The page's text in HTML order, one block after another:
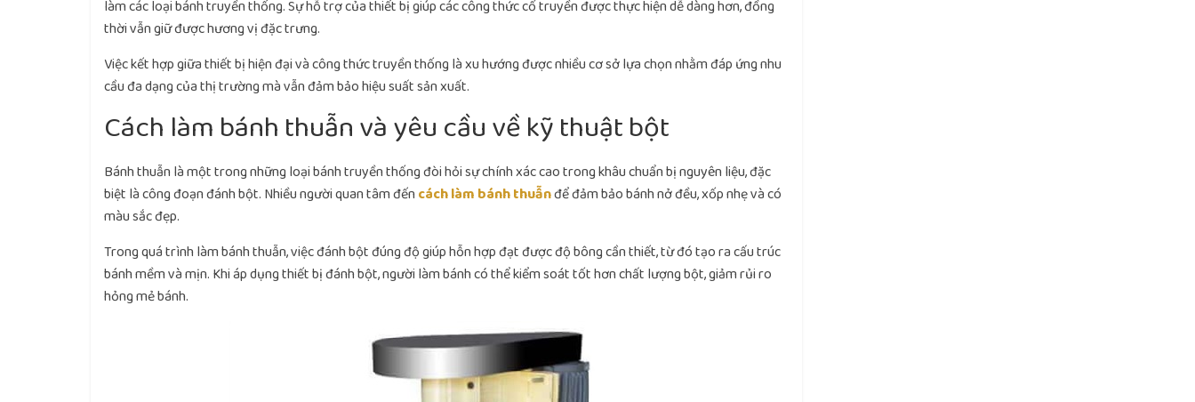
làm các loại bánh truyền thống. Sự hỗ trợ của thiết bị giúp các công thức cổ truyền được thực hiện dễ dàng hơn, đồng
thời vẫn giữ được hương vị đặc trưng.
Việc kết hợp giữa thiết bị hiện đại và công thức truyền thống là xu hướng được nhiều cơ sở lựa chọn nhằm đáp ứng nhu
cầu đa dạng của thị trường mà vẫn đảm bảo hiệu suất sản xuất.
Cách làm bánh thuẫn và yêu cầu về kỹ thuật bột
Bánh thuẫn là một trong những loại bánh truyền thống đòi hỏi sự chính xác cao trong khâu chuẩn bị nguyên liệu, đặc
biệt là công đoạn đánh bột. Nhiều người quan tâm đến cách làm bánh thuẫnđể đảm bảo bánh nở đều, xốp nhẹ và có
màu sắc đẹp.
Trong quá trình làm bánh thuẫn, việc đánh bột đúng độ giúp hỗn hợp đạt được độ bông cần thiết, từ đó tạo ra cấu trúc
bánh mềm và mịn. Khi áp dụng thiết bị đánh bột, người làm bánh có thể kiểm soát tốt hơn chất lượng bột, giảm rủi ro
hỏng mẻ bánh.